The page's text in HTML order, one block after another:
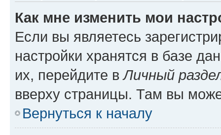
Как мне изменить мои
Если вы являетесь
настройки хранятся в базе
их, перейдите вЛичный
вверху страницы. Там вы
Вернуться к началу